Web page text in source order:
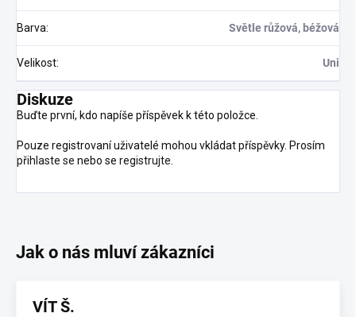
Barva: Světle růžová, béžová
Velikost: Uni
Diskuze
Buďte první, kdo napíše příspěvek k této položce.
Pouze registrovaní uživatelé mohou vkládat příspěvky. Prosím
přihlaste se nebo se registrujte
VÍT Š.